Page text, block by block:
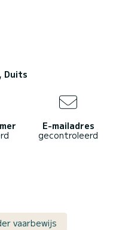
Duits
E-mailadres
gecontroleerd
vaarbewijs